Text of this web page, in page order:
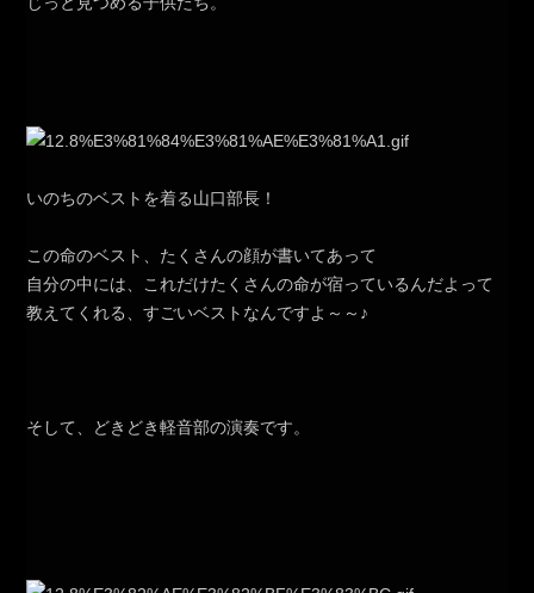
いのちのベストを着る山口部長！
この命のベスト、たくさんの顔が書いてあって
自分の中には、これだけたくさんの命が宿っているんだよって
教えてくれる、すごいベストなんですよ～～♪
そして、どきどき軽音部の演奏です。